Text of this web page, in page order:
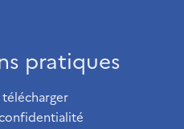
pratiques
télécharger